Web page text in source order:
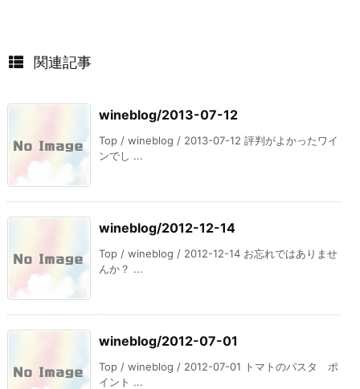
関連記事
wineblog/2013-07-12
Top / wineblog / 2013-07-12 評判がよかったワイ
ンでし ...
wineblog/2012-12-14
Top / wineblog / 2012-12-14 お忘れではありませ
んか？ ...
wineblog/2012-07-01
Top / wineblog / 2012-07-01 トマトのパスタ ポ
イント ...